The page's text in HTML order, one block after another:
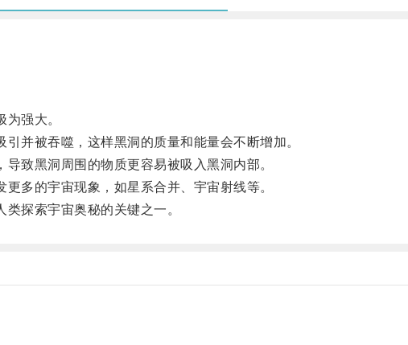
强大。
被吞噬，这样黑洞的质量和能量会不断增加。
致黑洞周围的物质更容易被吸入黑洞内部。
多的宇宙现象，如星系合并、宇宙射线等。
探索宇宙奥秘的关键之一。